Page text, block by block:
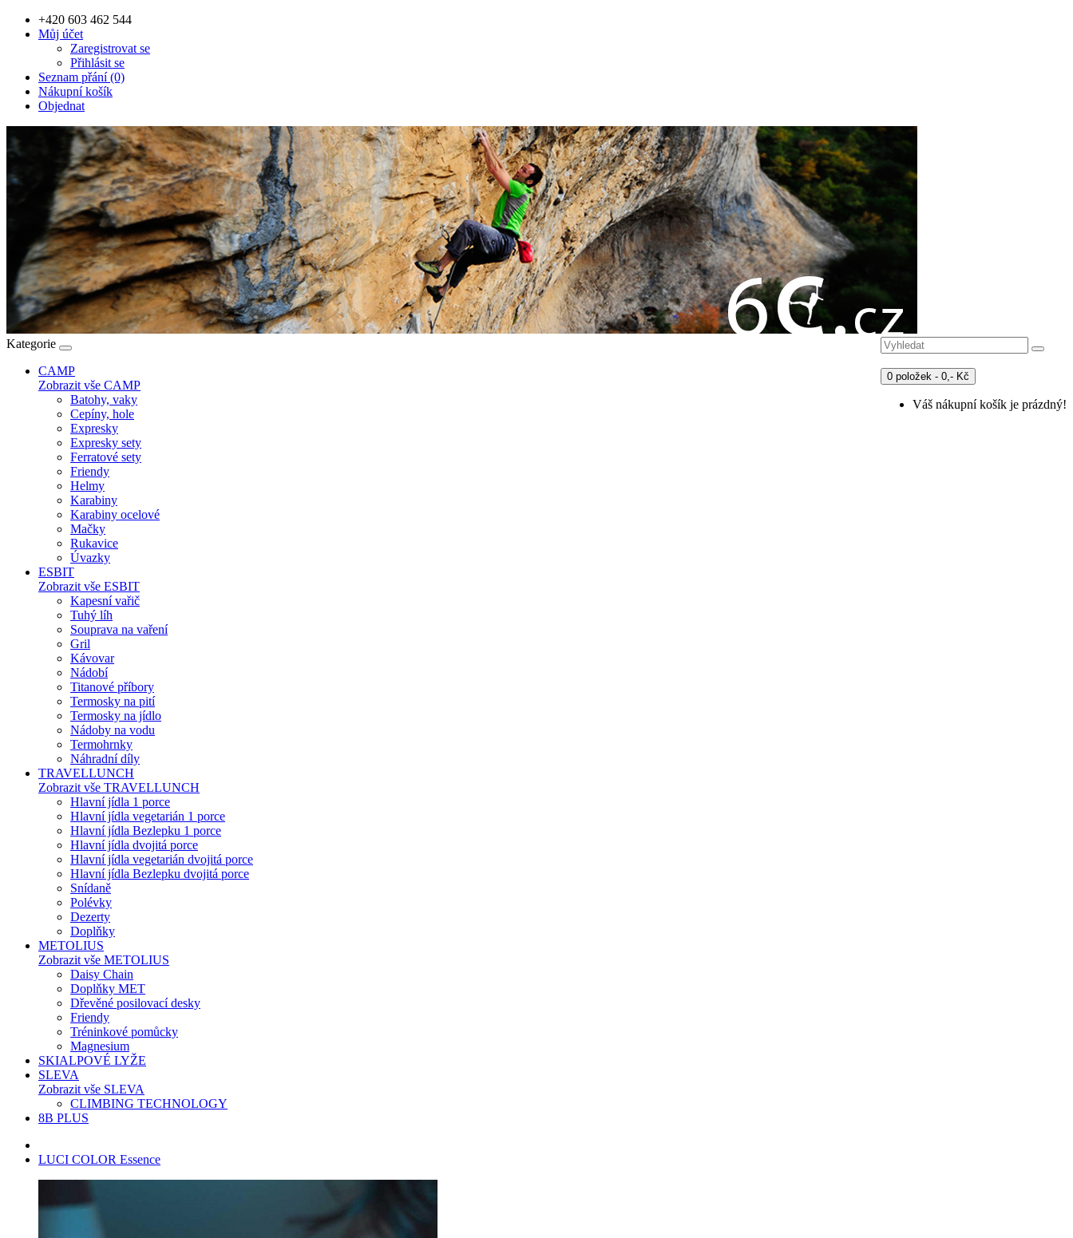
+420 603 462 544
Můj účet
Zaregistrovat se
Přihlásit se
Seznam přání (0)
Nákupní košík
Objednat
0 položek - 0,- Kč
Váš nákupní košík je prázdný!
Kategorie
CAMP
Zobrazit vše CAMP
Batohy, vaky
Cepíny, hole
Expresky
Expresky sety
Ferratové sety
Friendy
Helmy
Karabiny
Karabiny ocelové
Mačky
Rukavice
Úvazky
ESBIT
Zobrazit vše ESBIT
Kapesní vařič
Tuhý líh
Souprava na vaření
Gril
Kávovar
Nádobí
Titanové příbory
Termosky na pití
Termosky na jídlo
Nádoby na vodu
Termohrnky
Náhradní díly
TRAVELLUNCH
Zobrazit vše TRAVELLUNCH
Hlavní jídla 1 porce
Hlavní jídla vegetarián 1 porce
Hlavní jídla Bezlepku 1 porce
Hlavní jídla dvojitá porce
Hlavní jídla vegetarián dvojitá porce
Hlavní jídla Bezlepku dvojitá porce
Snídaně
Polévky
Dezerty
Doplňky
METOLIUS
Zobrazit vše METOLIUS
Daisy Chain
Doplňky MET
Dřevěné posilovací desky
Friendy
Tréninkové pomůcky
Magnesium
SKIALPOVÉ LYŽE
SLEVA
Zobrazit vše SLEVA
CLIMBING TECHNOLOGY
8B PLUS
LUCI COLOR Essence